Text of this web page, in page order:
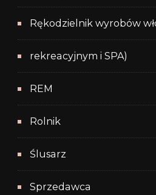
Rękodzielnik wyrobów
rekreacyjnym i SPA)
REM
Rolnik
Ślusarz
Sprzedawca